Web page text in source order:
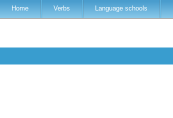
Home Verbs Language schools